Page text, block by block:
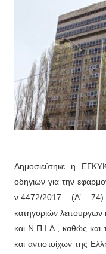
Δημοσιεύτηκε η
οδηγιών για την
ν.4472/2017 (Α’ 74)
κατηγοριών
και Ν.Π.Ι.Δ., καθώς
και αντιστοίχων της